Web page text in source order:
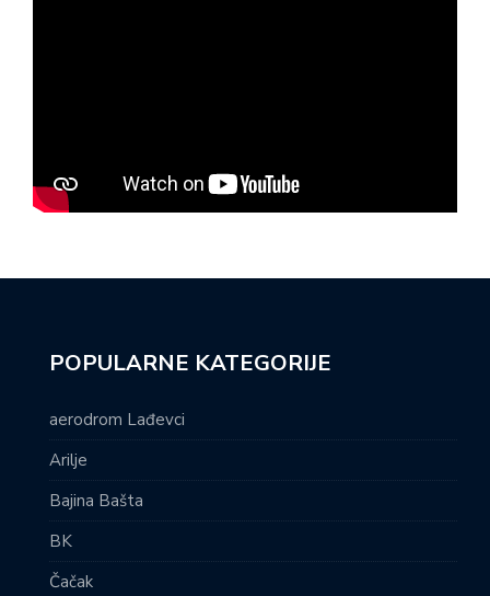
POPULARNE KATEGORIJE
aerodrom Lađevci
Arilje
Bajina Bašta
BK
Čačak